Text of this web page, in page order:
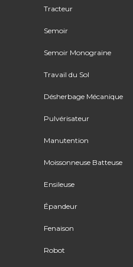
Tracteur
Semoir
Semoir Monograine
Travail du Sol
Désherbage Mécanique
Pulvérisateur
Manutention
Moissonneuse Batteuse
Ensileuse
Épandeur
Fenaison
Robot